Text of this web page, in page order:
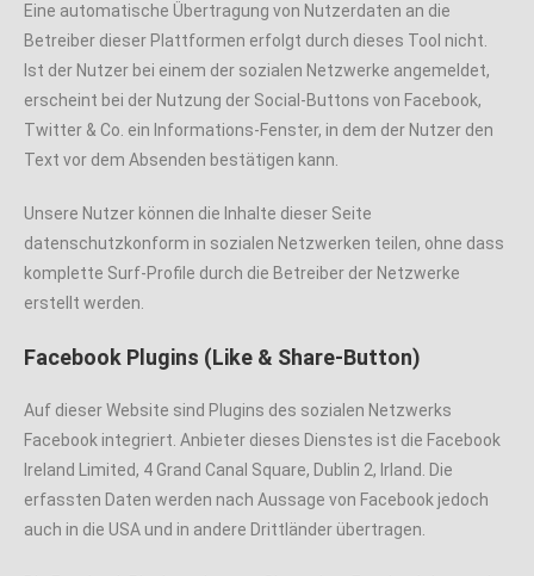
Eine automatische Übertragung von Nutzerdaten an die
Betreiber dieser Plattformen erfolgt durch dieses Tool nicht.
Ist der Nutzer bei einem der sozialen Netzwerke angemeldet,
erscheint bei der Nutzung der Social-Buttons von Facebook,
Twitter & Co. ein Informations-Fenster, in dem der Nutzer den
Text vor dem Absenden bestätigen kann.
Unsere Nutzer können die Inhalte dieser Seite
datenschutzkonform in sozialen Netzwerken teilen, ohne dass
komplette Surf-Profile durch die Betreiber der Netzwerke
erstellt werden.
Facebook Plugins (Like & Share-Button)
Auf dieser Website sind Plugins des sozialen Netzwerks
Facebook integriert. Anbieter dieses Dienstes ist die Facebook
Ireland Limited, 4 Grand Canal Square, Dublin 2, Irland. Die
erfassten Daten werden nach Aussage von Facebook jedoch
auch in die USA und in andere Drittländer übertragen.